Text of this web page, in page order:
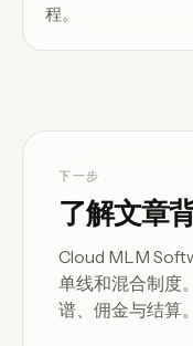
程。
下一步
了解文章
Cloud MLM
单线和混合制度
谱、佣金与结算。